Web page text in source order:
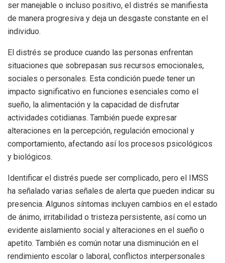
ser manejable o incluso positivo, el distrés se manifiesta
de manera progresiva y deja un desgaste constante en el
individuo.
El distrés se produce cuando las personas enfrentan
situaciones que sobrepasan sus recursos emocionales,
sociales o personales. Esta condición puede tener un
impacto significativo en funciones esenciales como el
sueño, la alimentación y la capacidad de disfrutar
actividades cotidianas. También puede expresar
alteraciones en la percepción, regulación emocional y
comportamiento, afectando así los procesos psicológicos
y biológicos.
Identificar el distrés puede ser complicado, pero el IMSS
ha señalado varias señales de alerta que pueden indicar su
presencia. Algunos síntomas incluyen cambios en el estado
de ánimo, irritabilidad o tristeza persistente, así como un
evidente aislamiento social y alteraciones en el sueño o
apetito. También es común notar una disminución en el
rendimiento escolar o laboral, conflictos interpersonales